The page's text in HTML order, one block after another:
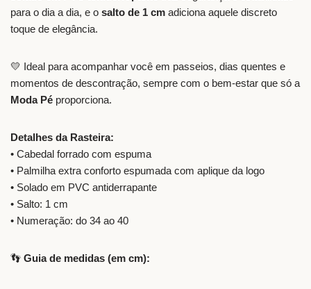
para o dia a dia, e o salto de 1 cm adiciona aquele discreto
toque de elegância.
💛 Ideal para acompanhar você em passeios, dias quentes e
momentos de descontração, sempre com o bem-estar que só a
Moda Pé proporciona.
Detalhes da Rasteira:
• Cabedal forrado com espuma
• Palmilha extra conforto espumada com aplique da logo
• Solado em PVC antiderrapante
• Salto: 1 cm
• Numeração: do 34 ao 40
👣 Guia de medidas (em cm):